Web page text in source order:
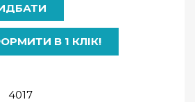
В 1 КЛІК!
4017